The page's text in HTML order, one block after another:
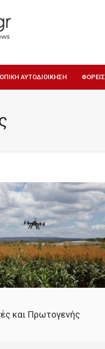
ΑΥΤΟΔΙΟΙΚΗΣΗ ΦΟΡΕΙΣ
και Πρωτογενής